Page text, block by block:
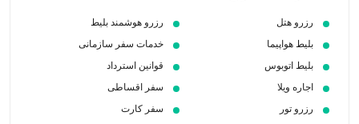
رزرو هتل
بلیط هواپیما
بلیط اتوبوس
اجاره ویلا
رزرو تور
رزرو هوشمند بلیط
خدمات سفر سازمانی
قوانین استرداد
سفر اقساطی
سفر کارت